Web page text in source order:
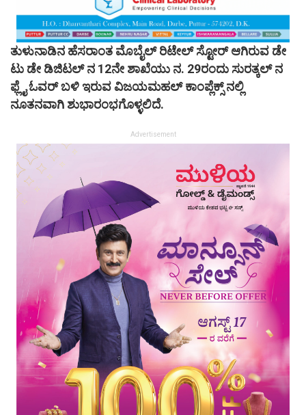
ತುಳುನಾಡಿನ ಹೆಸರಾಂತ ಮೊಬೈಲ್ ರಿಟೇಲ್ ಸ್ಟೋರ್ ಆಗಿರುವ ಡೇ
ಟು ಡೇ ಡಿಜಿಟಲ್ ನ 12ನೇ ಶಾಖೆಯು ನ. 29ರಂದು ಸುರತ್ಕಲ್ ನ
ಫ್ಲೈ ಓವರ್ ಬಳಿ ಇರುವ ವಿಜಯಮಹಲ್ ಕಾಂಪ್ಲೆಕ್ಸ್ ನಲ್ಲಿ
ನೂತನವಾಗಿ ಶುಭಾರಂಭಗೊಳ್ಳಲಿದೆ.
Advertisement